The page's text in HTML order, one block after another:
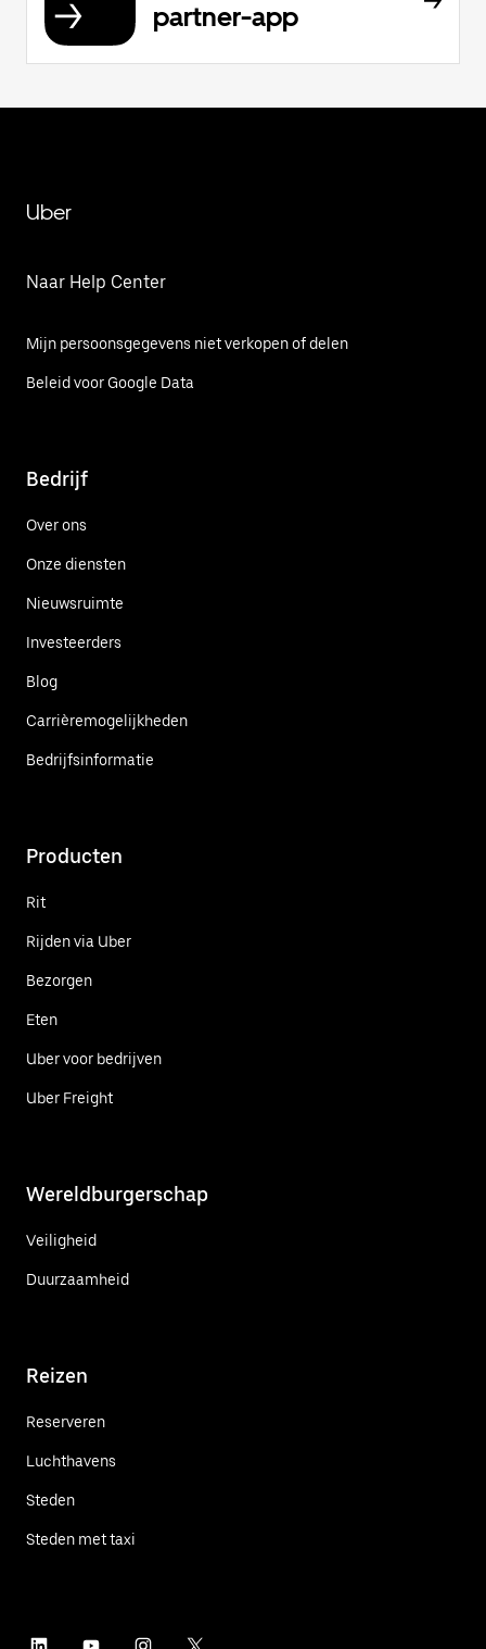
partner-app
Uber
Naar Help Center
Mijn persoonsgegevens niet verkopen of delen
Beleid voor Google Data
Bedrijf
Over ons
Onze diensten
Nieuwsruimte
Investeerders
Blog
Carrièremogelijkheden
Bedrijfsinformatie
Producten
Rit
Rijden via Uber
Bezorgen
Eten
Uber voor bedrijven
Uber Freight
Wereldburgerschap
Veiligheid
Duurzaamheid
Reizen
Reserveren
Luchthavens
Steden
Steden met taxi